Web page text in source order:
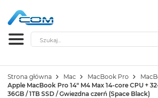
Szukaj
Strona główna Mac MacBook Pro
Apple MacBook Pro 14" M4 Max 14-core CPU +
36GB / 1TB SSD / Gwiezdna czerń (Space Black)